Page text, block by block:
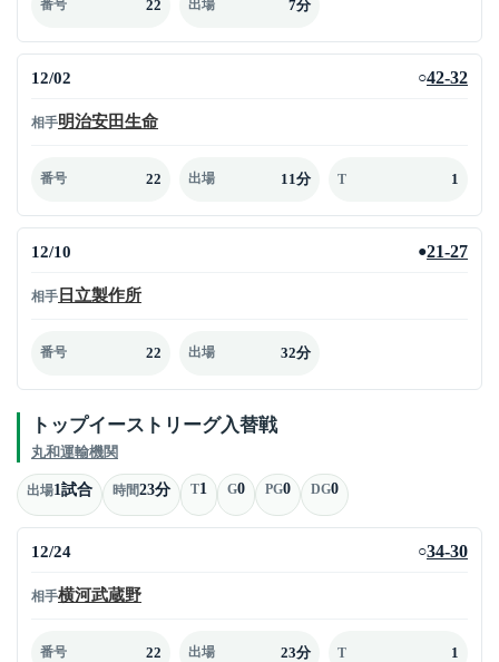
番号 22 出場 7分
12/02 ○42-32
相手明治安田生命
番号 22 出場 11分 T 1
12/10 ●21-27
相手 日立製作所
番号 22 出場 32分
トップイーストリーグ入替戦
丸和運輸機関
出場1試合 時間23分 T1 G0 PG0 DG0
12/24 ○34-30
相手横河武蔵野
番号 22 出場 23分 T 1